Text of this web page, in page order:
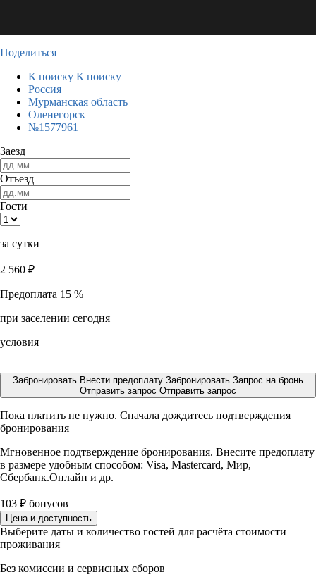
Поделиться
К поиску К поиску
Россия
Мурманская область
Оленегорск
№1577961
Заезд
Отъезд
Гости
за сутки
2 560 ₽
Предоплата 15 %
при заселении сегодня
условия
Забронировать Внести предоплату Забронировать Запрос на бронь
Отправить запрос Отправить запрос
Пока платить не нужно. Сначала дождитесь подтверждения
бронирования
Мгновенное подтверждение бронирования. Внесите предоплату
в размере удобным способом: Visa, Mastercard, Мир,
Сбербанк.Онлайн и др.
103 ₽ бонусов
Цена и доступность
Выберите даты и количество гостей для расчёта стоимости
проживания
Без комиссии и сервисных сборов